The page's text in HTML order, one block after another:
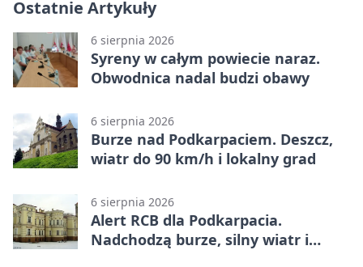
Ostatnie Artykuły
6 sierpnia 2026
Syreny w całym powiecie naraz.
Obwodnica nadal budzi obawy
6 sierpnia 2026
Burze nad Podkarpaciem. Deszcz,
wiatr do 90 km/h i lokalny grad
6 sierpnia 2026
Alert RCB dla Podkarpacia.
Nadchodzą burze, silny wiatr i